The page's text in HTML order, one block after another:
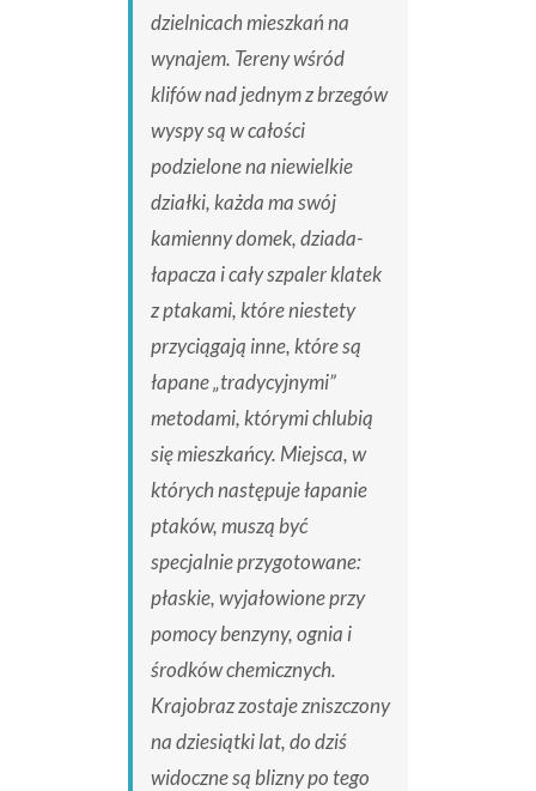
dzielnicach mieszkań na
wynajem. Tereny wśród
klifów nad jednym z brzegów
wyspy są w całości
podzielone na niewielkie
działki, każda ma swój
kamienny domek, dziada-
łapacza i cały szpaler klatek
z ptakami, które niestety
przyciągają inne, które są
łapane „tradycyjnymi”
metodami, którymi chlubią
się mieszkańcy. Miejsca, w
których następuje łapanie
ptaków, muszą być
specjalnie przygotowane:
płaskie, wyjałowione przy
pomocy benzyny, ognia i
środków chemicznych.
Krajobraz zostaje zniszczony
na dziesiątki lat, do dziś
widoczne są blizny po tego